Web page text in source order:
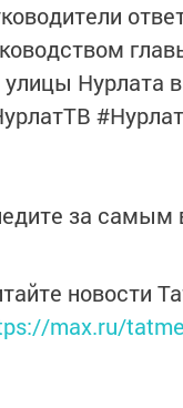
улицы Нурлата
за
новости
max.ru/